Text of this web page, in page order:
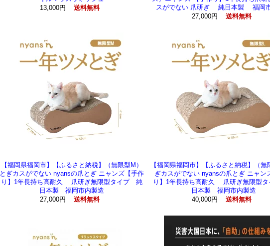
13,000円
送料無料
スがでない 爪研ぎ 純日本製 福岡
27,000円
送料無料
【福岡県福岡市】【ふるさと納税】（無限型M）
とぎカスがでない nyansの爪とぎ ニャンズ【手作
り】1年長持ち高耐久 爪研ぎ無限型タイプ 純
日本製 福岡市内製造
27,000円
送料無料
【福岡県福岡市】【ふるさと納税】（無
ぎカスがでない nyansの爪とぎ ニャン
り】1年長持ち高耐久 爪研ぎ無限型
日本製 福岡市内製造
40,000円
送料無料